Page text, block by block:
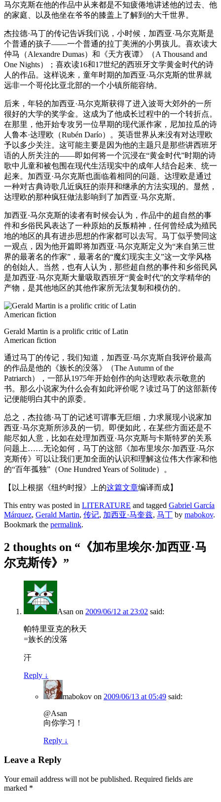
马尔克斯在他的作品中从来都是不知疲倦地讲述他的过去、他
的家庭、以及他坐在爷爷的膝盖上了解到的大千世界。
杰拉德·马丁的传记告诉我们说，小时候，加西亚·马尔克斯是
个普通的孩子——一个普通的拉丁美洲的小男孩儿。喜欢读大
仲马（Alexandre Dumas）和《天方夜谭》（A Thousand and
One Nights）；喜欢读16和17世纪的西班牙文学黄金时代的诗
人的作品。这样说来，童年时期的加西亚·马尔克斯的世界就
远非一个哥伦比亚北部的一个小镇所能容纳。
后来，年轻的加西亚·马尔克斯获得了进入波哥大郊外的一所
很好的大学的奖学金。这成为了他成长过程中的一个转折点。
在那里，他开始专攻另一位早期的现代派作家，尼加拉瓜的诗
人鲁本·达理欧（Rubén Darío）。英语世界从来没有对达理欧
予以多少关注。这可能主要是因为他的主题只是那些讲西班牙
语的人所关注的——即如何将一个沉浸在“黄金时代”时期的诗
歌中儿童和被包围在现代生活现实中的成年人结合起来、统一
起来。加西亚·马尔克斯也面临着相同的问题。达理欧是通过
一种对古典诗歌几近疯狂的崇拜和继承的方法实现的。显然，
达理欧的那种疯狂做法影响到了加西亚·马尔克斯。
加西亚·马尔克斯的读者有时候会认为，作品中的超自然的事
件和乡俗民风表达了一种原始的反叛精神，任何曾经成为殖民
地的地区的具有进步思想的作家都可以去写。马丁似乎赞同这
一观点，因为他开篇即将加西亚·马尔克斯定义为“来自第三世
界的最著名的作家”，最著名的“魔幻现实主义”这一文学风格
的创始人。当然，也有人认为，那些超自然的事件和乡俗民风
是加西亚·马尔克斯大量吸取西班牙“黄金时代”的文学精华的
产物，是其他地区的其他作家所无法复制和模仿的。
Gerald Martin is a prolific critic of Latin
American fiction
通过马丁的传记，我们知道，加西亚·马尔克斯自我评价最高
的作品是他的《族长的没落》（The Autumn of the
Patriarch），一部从1975年开始创作的向达理欧表示敬意的
书。那么小说家为什么会有如此评价呢？读过马丁的这部新传
记便能明白其中的原委。
总之，杰拉德·马丁的记述可谓事无巨细，力求展现小说家加
西亚·马尔克斯所涉及的一切。即便如此，在某些方面还是不
能尽如人意，比如在处理加西亚·马尔克斯与卡斯特罗的关系
问题上……无论如何，马丁的这部《加布里埃尔·加西亚·马尔
克斯传》可以让我们更加全面的认识和理解这位伟大作家和他
的“百年孤独”（One Hundred Years of Solitude）。
【以上根据《纽约时报》上的这篇文章编译而成】
This entry was posted in LITERATURE and tagged Gabriel García
Márquez, Gerald Martin, 传记, 加西亚·马奎兹, 马丁 by mabokov.
Bookmark the permalink.
2 thoughts on “ 《加布里埃尔·加西亚·马
尔克斯传》 ”
Asan on 2009/06/12 at 23:02 said:
帕特里亚克的秋天
=族长的没落
汗
Reply ↓
mabokov on 2009/06/13 at 05:49 said:
@Asan
向你学习！
Reply ↓
Leave a Reply
Your email address will not be published. Required fields are
marked *